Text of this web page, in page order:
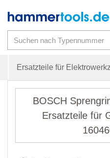
Ersatzteile für
BOSCH
Ersatzteile für